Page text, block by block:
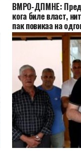
ВМРО-ДПМНЕ:
кога биле власт,
пак повикаа на
вода за пиење